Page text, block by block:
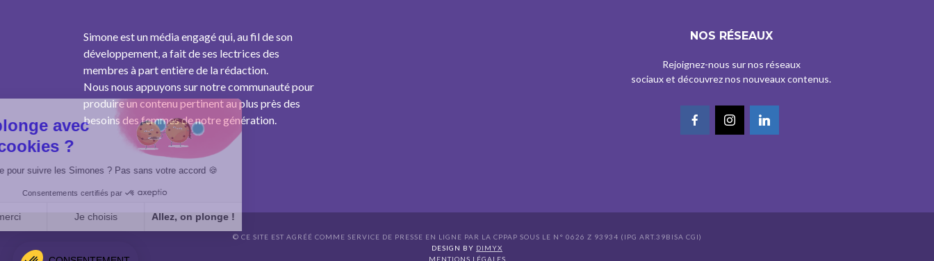
Simone est un média engagé qui, au fil de son
développement, a fait de ses lectrices des
membres à part entière de la rédaction.
Nous nous appuyons sur notre communauté pour
produire un contenu pertinent au plus près des
besoins des femmes de notre génération.
NOS RÉSEAUX
Rejoignez-nous sur nos réseaux
sociaux et découvrez nos nouveaux contenus.
© CE SITE EST AGRÉÉ COMME SERVICE DE PRESSE EN LIGNE PAR LA CPPAP SOUS LE N° 0626 Z 93934 (IPG ART.39BISA CGI)
DESIGN BY DIMYX
MENTIONS LÉGALES
On plonge avec
des cookies ?
Un cookie pour suivre les Simones ? Pas sans votre accord 🍪
Consentements certifiés par
Non merci Je choisis Allez, on plonge !
Plateforme de Gestion du Consentement : Personnalisez vos Options